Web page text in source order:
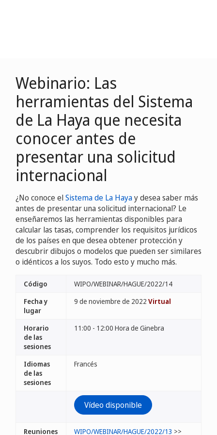
Webinario: Las
herramientas del Sistema
de La Haya que necesita
conocer antes de
presentar una solicitud
internacional
¿No conoce elSistema de La Hayay desea saber más
antes de presentar una solicitud internacional? Le
enseñaremos las herramientas disponibles para
calcular las tasas, comprender los requisitos jurídicos
de los países en que desea obtener protección y
descubrir dibujos o modelos que pueden ser similares
o idénticos a los suyos. Todo esto y mucho más.
Código
WIPO/WEBINAR/HAGUE/2022/14
Fecha y
lugar
9 de noviembre de 2022 Virtual
Horario
de las
sesiones
11:00 - 12:00 Hora de Ginebra
Idiomas
de las
sesiones
Francés
Vídeo disponible
Reuniones WIPO/WEBINAR/HAGUE/2022/13 >>